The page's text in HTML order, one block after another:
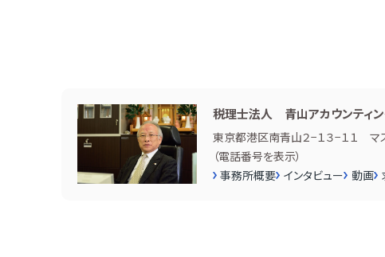
税理士法人 青山アカウンティン
東京都港区南青山２−１３−１１ マ
（電話番号を表示）
事務所概要 インタビュー 動画